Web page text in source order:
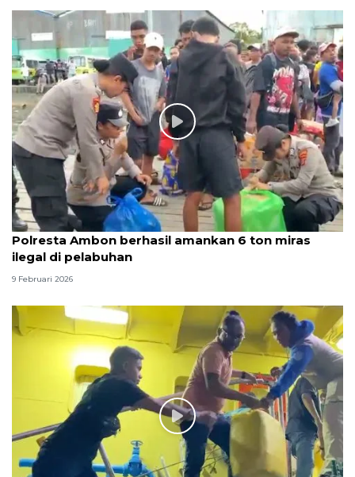
Polresta Ambon berhasil amankan 6 ton miras
ilegal di pelabuhan
9 Februari 2026